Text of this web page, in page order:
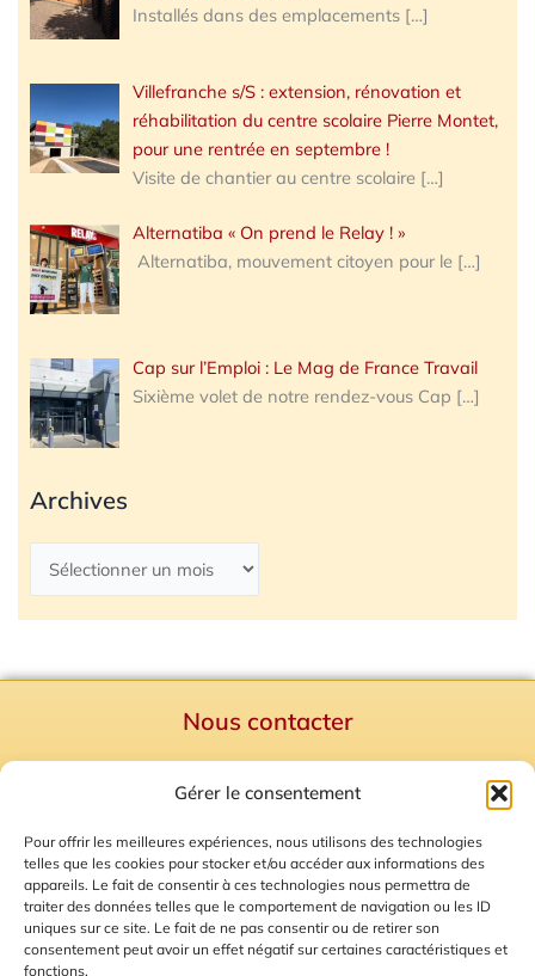
Gérer le consentement
Pour offrir les meilleures expériences, nous utilisons des technologies
telles que les cookies pour stocker et/ou accéder aux informations des
appareils. Le fait de consentir à ces technologies nous permettra de
traiter des données telles que le comportement de navigation ou les ID
uniques sur ce site. Le fait de ne pas consentir ou de retirer son
consentement peut avoir un effet négatif sur certaines caractéristiques et
fonctions.
Installés dans des emplacements […]
Villefranche s/S : extension, rénovation et
réhabilitation du centre scolaire Pierre Montet,
pour une rentrée en septembre !
Visite de chantier au centre scolaire […]
Alternatiba « On prend le Relay ! »
Alternatiba, mouvement citoyen pour le […]
Cap sur l’Emploi : Le Mag de France Travail
Sixième volet de notre rendez-vous Cap […]
Archives
Nous contacter
Mentions Légales
Plan du site
Gestion des Cookies